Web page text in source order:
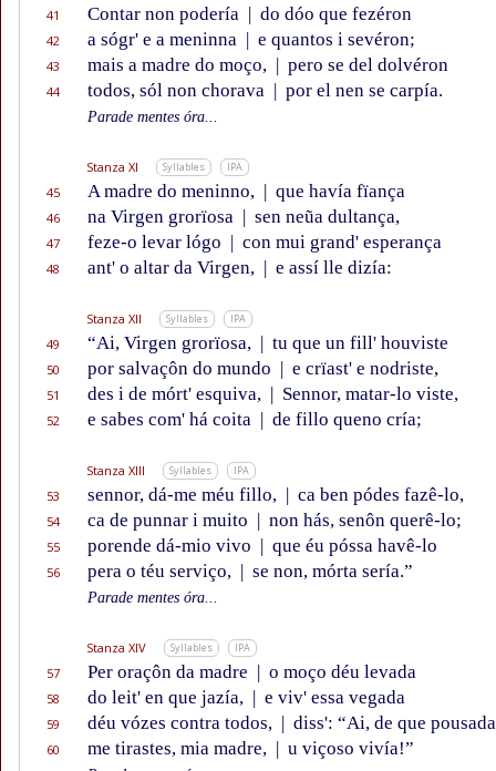
41 Contar non podería | do dóo que fezéron
42 a sógr' e a meninna | e quantos i sevéron;
43 mais a madre do moço, | pero se del dolvéron
44 todos, sól non chorava | por el nen se carpía.
Parade mentes óra...
Stanza XI Syllables IPA
45 A madre do meninno, | que havía fïança
46 na Virgen grorïosa | sen neũa dultança,
47 feze-o levar lógo | con mui grand' esperança
48 ant' o altar da Virgen, | e assí lle dizía:
Stanza XII Syllables IPA
49 “Ai, Virgen grorïosa, | tu que un fill' houviste
50 por salvaçôn do mundo | e crïast' e nodriste,
51 des i de mórt' esquiva, | Sennor, matar-lo viste,
52 e sabes com' há coita | de fillo queno cría;
Stanza XIII Syllables IPA
53 sennor, dá-me méu fillo, | ca ben pódes fazê-lo,
54 ca de punnar i muito | non hás, senôn querê-lo;
55 porende dá-mio vivo | que éu póssa havê-lo
56 pera o téu serviço, | se non, mórta sería.”
Parade mentes óra...
Stanza XIV Syllables IPA
57 Per oraçôn da madre | o moço déu levada
58 do leit' en que jazía, | e viv' essa vegada
59 déu vózes contra todos, | diss': “Ai, de que pousada
60 me tirastes, mia madre, | u viçoso vivía!”